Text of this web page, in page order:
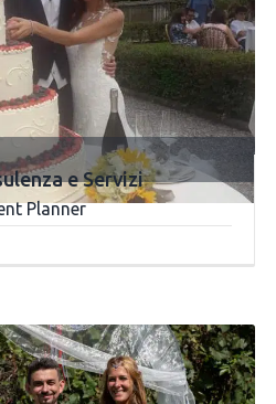
e Servizi
Planner